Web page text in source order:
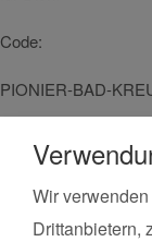
Code:
PIONIER-BAD-
Kurse
Wir
Drittanbietern,